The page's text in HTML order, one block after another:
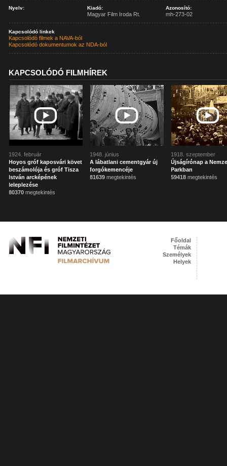
Nyelv: Kiadó:
Magyar Film Iroda Rt.
Azonosító:
mh-273-02
Kapcsolódó linkek
Kapcsolódó filmek a NAVA-ból
Kapcsolódó dokumentumok az NDA-ból
KAPCSOLÓDÓ FILMHÍREK
1924. február
Hoyos gróf kaposvári követ
beszámolója és gróf Tisza
István arcképének
leleplezése
80370 megtekintés
1948. június
A lábatlani cementgyár új
forgókemencéje
81639 megtekintés
1918. szeptember
Újságírónap a
Parkban
59418 megtekintés
Főoldal
Témák
Személyek
Helyek